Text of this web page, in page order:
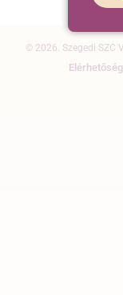
© 2026. Szegedi SZC